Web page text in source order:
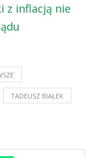
z inflacją nie
TADEUSZ BIAŁEK